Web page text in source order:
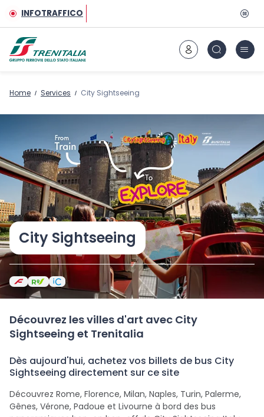
Aller au contenu principal
INFOTRAFFICO
Home Services City Sightseeing
City Sightseeing
Découvrez les villes d'art avec City
Sightseeing et Trenitalia
Dès aujourd'hui, achetez vos billets de bus City
Sightseeing directement sur ce site
Découvrez Rome, Florence, Milan, Naples, Turin, Palerme,
Gênes, Vérone, Padoue et Livourne à bord des bus